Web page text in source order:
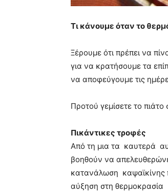
Τι κάνουμε όταν το
Ξέρουμε ότι πρέπει να
για να κρατήσουμε τα
να αποφεύγουμε τις
Προτού γεμίσετε το
Πικάντικες τροφές
Από τη μια τα καυτερά
βοηθούν να
κατανάλωση καψαϊκίνης
αύξηση στη θερμοκρασία